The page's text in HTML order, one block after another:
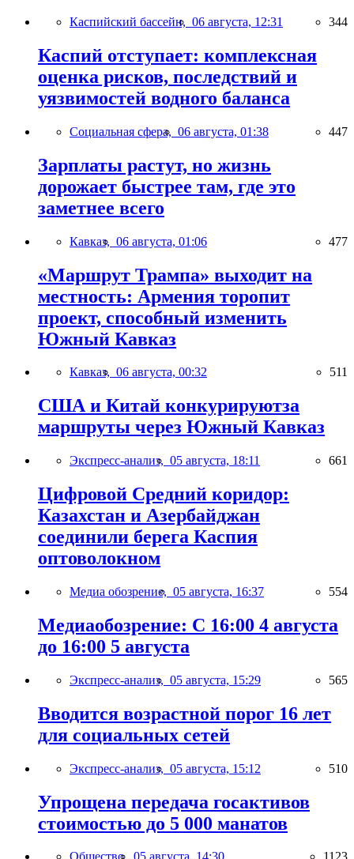
Каспийский бассейн, 06 августа, 12:31 344
Каспий отступает: комплексная
оценка рисков, последствий и
уязвимостей водного баланса
Социальная сфера, 06 августа, 01:38 447
Зарплаты растут, но жизнь
дорожает быстрее там, где это
заметнее всего
Кавказ, 06 августа, 01:06 477
«Маршрут Трампа» выходит на
местность: Армения торопит
проект, способный изменить
Южный Кавказ
Кавказ, 06 августа, 00:32 511
США и Китай конкурируютза
маршруты через Южный Кавказ
Экспресс-анализ, 05 августа, 18:11 661
Цифровой Средний коридор:
Казахстан и Азербайджан
соединили берега Каспия
оптоволокном
Медиа обозрение, 05 августа, 16:37 554
Медиаобозрение: С 16:00 4 августа
до 16:00 5 августа
Экспресс-анализ, 05 августа, 15:29 565
Вводится возрастной порог 16 лет
для социальных сетей
Экспресс-анализ, 05 августа, 15:12 510
Упрощена передача госактивов
стоимостью до 5 000 манатов